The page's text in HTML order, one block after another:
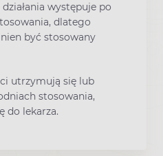
występuje po
dlatego
być stosowany
utrzymują się lub
stosowania,
do lekarza.